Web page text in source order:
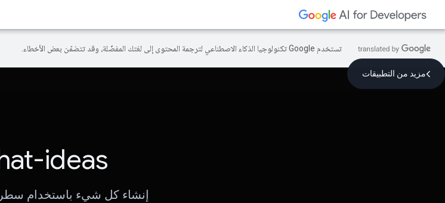
تستخدم Google تكنولوجيا الذكاء الاصطناعي لترجمة المحتوى إلى لغتك المفضّلة، وقد تتضمّن بعض الأخطاء.
مزيد من التطبيقات
ideas
إنشاء كل شيء باستخدام